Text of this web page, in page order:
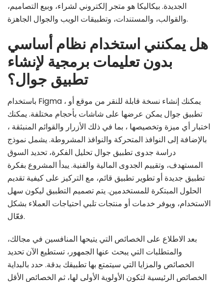
الجديدة. بيكاليكا هو متجر إلكتروني لشراء، وبيع التصاميم،
والقوالب، والمستندات، وتطبيقات الويب والجوال الجاهزة.
هل يمكنني استخدام نظام أساسي
بدون تعليمات برمجية لإنشاء
تطبيق جوال؟
باستخدام Figma ، يمكنك إنشاء نسخة قابلة للنقر من موقع أو
تطبيق جوال يمكن عرضها على شاشات بأحجام مختلفة. يمكنك
اختبار أي ميزة وتخصيصها ، بما في ذلك الأزرار والقوائم المنبثقة ،
بالإضافة إلى النوافذ المتحركة والنوافذ المشروطة. يشمل نموذج
دراسة جدوى تطبيق جوال تحليل الفكرة، تحديد السوق
المستهدف، وتقييم الجدوى المالية والفنية. يبدأ المشروع بفكرة
تطبيق جديدة أو تطوير تطبيق قائم، مع التركيز على كيفية تقديم
الحلول المبتكرة للمستخدمين. يتم تصميم التطبيق ليكون سهل
الاستخدام، ويوفر خدمات أو منتجات تلبي احتياجات العملاء بشكل
فعّال.
بعد الاطلاع على الخصائص التي يتيحها المنافسين في مجالك،
والمتطلبات التي يبحث عنها الجمهور، تستطيع الآن تحديد
الخصائص والمزايا التي سيتمتع بها تطبيقك بدقة. حدد بالبداية
الخصائص الرئيسية لتكون الأولوية الأولى لها، ثم الخصائص الأقل